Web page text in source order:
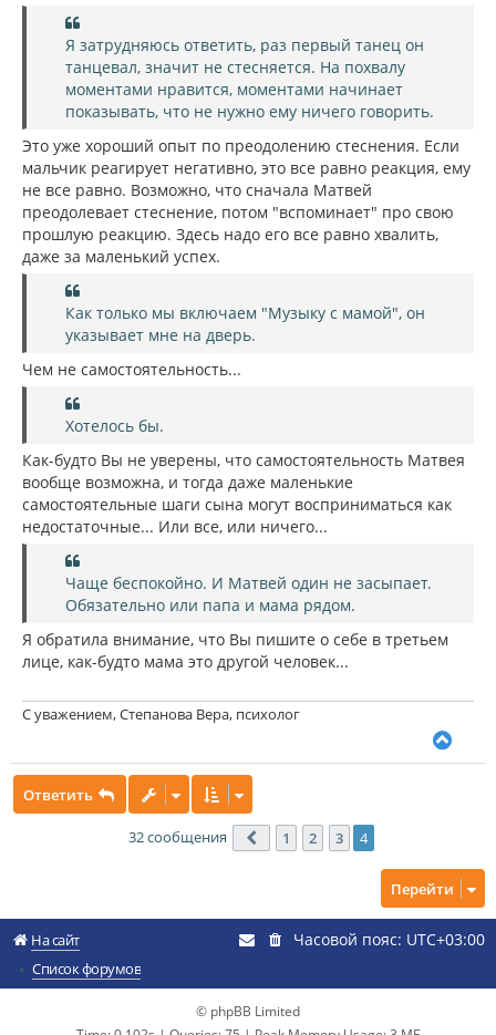
Я затрудняюсь ответить, раз первый танец он
танцевал, значит не стесняется. На похвалу
моментами нравится, моментами начинает
показывать, что не нужно ему ничего говорить.
Это уже хороший опыт по преодолению стеснения. Если
мальчик реагирует негативно, это все равно реакция, ему
не все равно. Возможно, что сначала Матвей
преодолевает стеснение, потом "вспоминает" про свою
прошлую реакцию. Здесь надо его все равно хвалить,
даже за маленький успех.
Как только мы включаем "Музыку с мамой", он
указывает мне на дверь.
Чем не самостоятельность...
Хотелось бы.
Как-будто Вы не уверены, что самостоятельность Матвея
вообще возможна, и тогда даже маленькие
самостоятельные шаги сына могут восприниматься как
недостаточные... Или все, или ничего...
Чаще беспокойно. И Матвей один не засыпает.
Обязательно или папа и мама рядом.
Я обратила внимание, что Вы пишите о себе в третьем
лице, как-будто мама это другой человек...
С уважением, Степанова Вера, психолог
с
к
а
Ответить
32 сообщения Пред.
1 2 3 4
Перейти
На сайт
Список форумов
Часовой пояс: UTC+03:00
© phpBB Limited